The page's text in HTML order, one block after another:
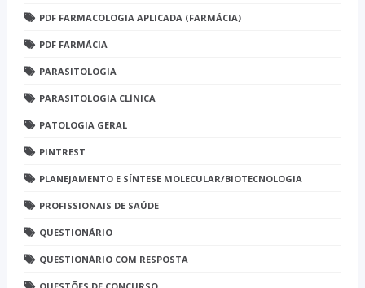
PDF FARMACOLOGIA APLICADA (FARMÁCIA)
PDF FARMÁCIA
PARASITOLOGIA
PARASITOLOGIA CLÍNICA
PATOLOGIA GERAL
PINTREST
PLANEJAMENTO E SÍNTESE MOLECULAR/BIOTECNOLOGIA
PROFISSIONAIS DE SAÚDE
QUESTIONÁRIO
QUESTIONÁRIO COM RESPOSTA